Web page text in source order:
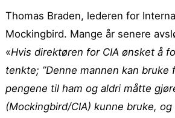
Thomas Braden, lederen for
Mockingbird. Mange år senere
«Hvis direktøren for CIA ønsket å
tenkte; ”Denne mannen kan
pengene til ham og aldri måtte
(Mockingbird/CIA) kunne bruke,